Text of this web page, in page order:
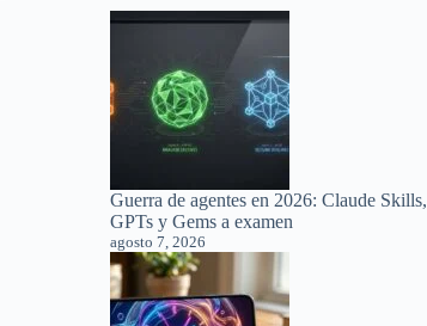
Guerra de agentes en 2026: Claude Skills,
GPTs y Gems a examen
agosto 7, 2026